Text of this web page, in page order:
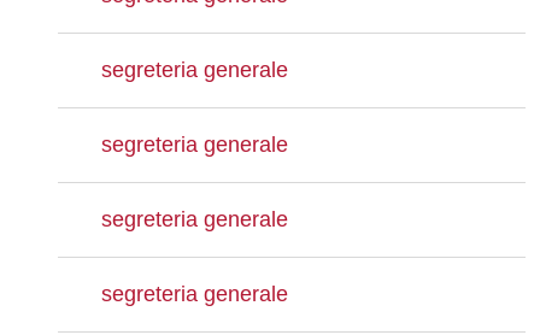
segreteria generale
segreteria generale
segreteria generale
segreteria generale